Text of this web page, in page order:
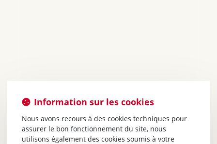
Information sur les cookies
Nous avons recours à des cookies techniques pour
assurer le bon fonctionnement du site, nous
utilisons également des cookies soumis à votre